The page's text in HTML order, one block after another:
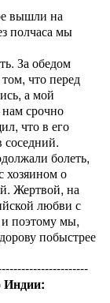
вышли на
полчаса мы
За обедом
что перед
а мой
срочно
что в его
соседний.
болеть,
хозяином о
Жертвой, на
любви с
поэтому мы,
побыстрее
Индии: